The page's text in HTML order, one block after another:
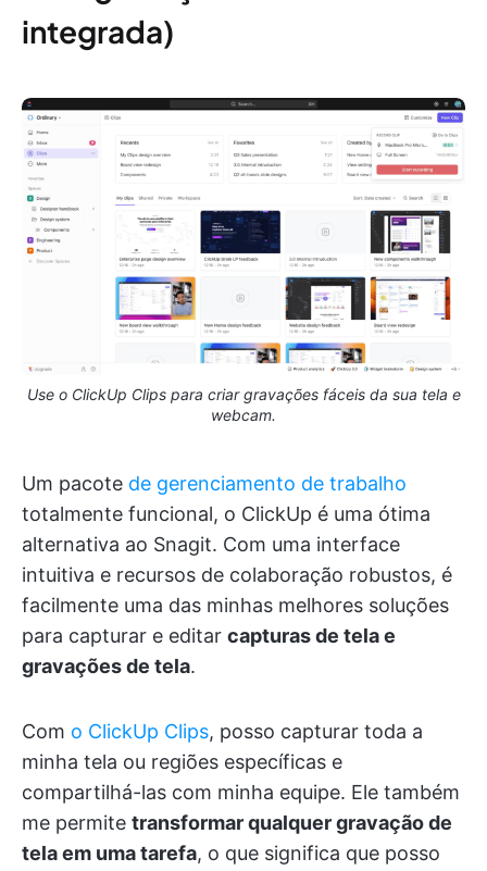
integrada)
Use o ClickUp Clips para criar gravações fáceis da sua tela e
webcam.
Um pacote de gerenciamento de trabalho
totalmente funcional, o ClickUp é uma ótima
alternativa ao Snagit. Com uma interface
intuitiva e recursos de colaboração robustos, é
facilmente uma das minhas melhores soluções
para capturar e editar capturas de tela e
gravações de tela.
Com o ClickUp Clips, posso capturar toda a
minha tela ou regiões específicas e
compartilhá-las com minha equipe. Ele também
me permite transformar qualquer gravação de
tela em uma tarefa, o que significa que posso